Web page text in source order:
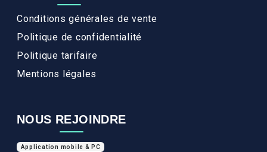
Conditions générales de vente
Politique de confidentialité
Politique tarifaire
Mentions légales
NOUS REJOINDRE
Application mobile & PC